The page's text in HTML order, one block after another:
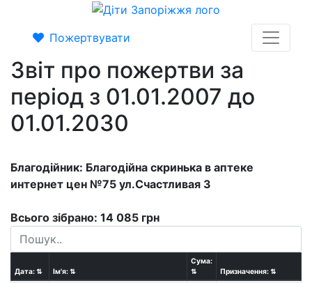
Пожертвувати
Звіт про пожертви за
період з 01.01.2007 до
01.01.2030
Благодійник: Благодійна скринька в аптеке
интернет цен №75 ул.Счастливая 3
Всього зібрано: 14 085 грн
Дата:⇅ Ім'я:⇅
Сума:
⇅
Призначення:⇅